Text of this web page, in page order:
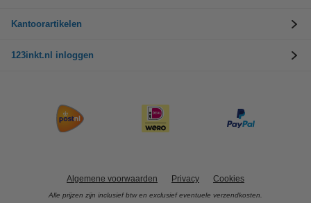
Kantoorartikelen
123inkt.nl inloggen
Algemene voorwaarden Privacy Cookies
Alle prijzen zijn inclusief btw en exclusief eventuele verzendkosten.